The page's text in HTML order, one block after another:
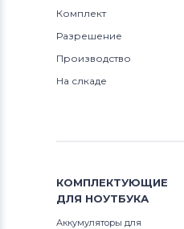
Комплект
Разрешение
Производство
На слкаде
КОМПЛЕКТУЮЩИЕ
ДЛЯ НОУТБУКА
Аккумуляторы для